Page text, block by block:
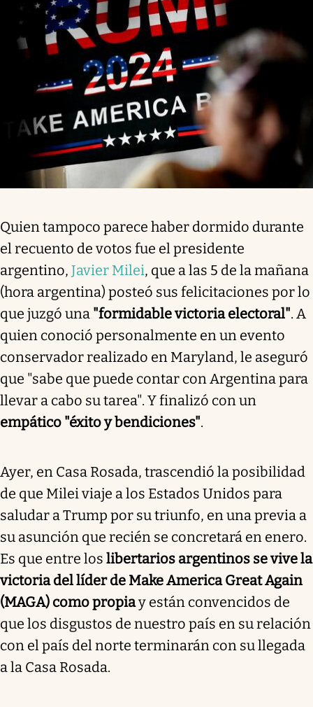
Quien tampoco parece haber dormido durante
el recuento de votos fue el presidente
argentino, Javier Milei, que a las 5 de la mañana
(hora argentina) posteó sus felicitaciones por lo
que juzgó una "formidable victoria electoral". A
quien conoció personalmente en un evento
conservador realizado en Maryland, le aseguró
que "sabe que puede contar con Argentina para
llevar a cabo su tarea". Y finalizó con un
empático "éxito y bendiciones".
Ayer, en Casa Rosada, trascendió la posibilidad
de que Milei viaje a los Estados Unidos para
saludar a Trump por su triunfo, en una previa a
su asunción que recién se concretará en enero.
Es que entre los libertarios argentinos se vive la
victoria del líder de Make America Great Again
(MAGA) como propiay están convencidos de
que los disgustos de nuestro país en su relación
con el país del norte terminarán con su llegada
a la Casa Rosada.